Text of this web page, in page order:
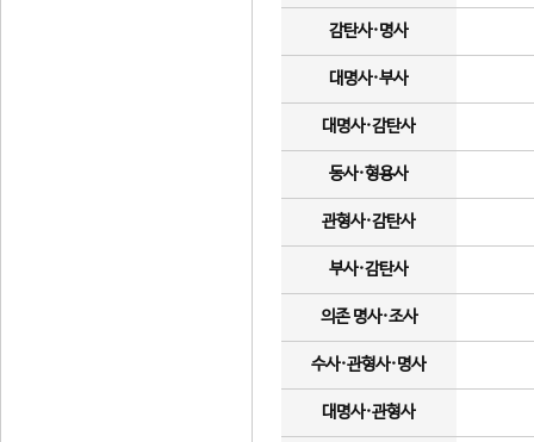
감탄사·명사
대명사·부사
대명사·감탄사
동사·형용사
관형사·감탄사
부사·감탄사
의존 명사·조사
수사·관형사·명사
대명사·관형사